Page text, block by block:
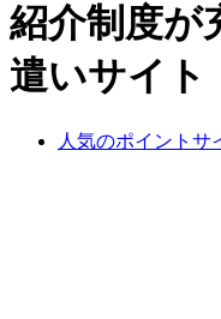
紹介制度が
遣いサイト
人気のポイントサ